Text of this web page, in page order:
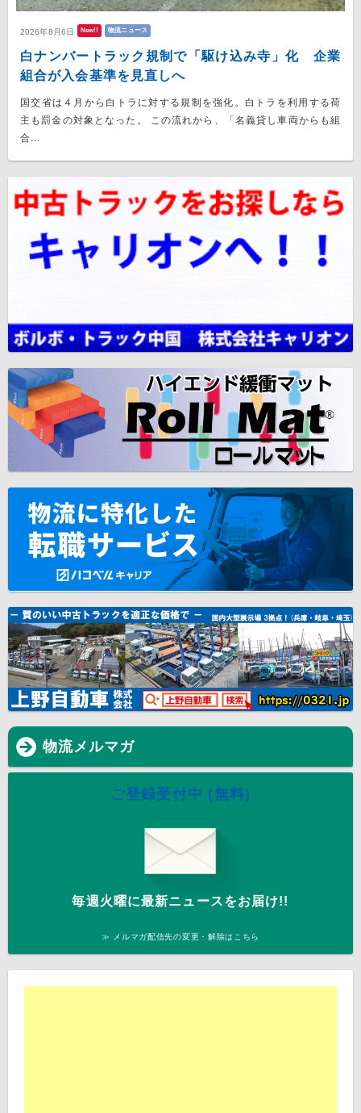
2026年8月6日 New!! 物流ニュース
白ナンバートラック規制で「駆け込み寺」化 企業
組合が入会基準を見直しへ
国交省は４月から白トラに対する規制を強化。白トラを利用する荷
主も罰金の対象となった。 この流れから、「名義貸し車両からも組
合...
物流メルマガ
ご登録受付中 (無料)
毎週火曜に最新ニュースをお届け!!
≫ メルマガ配信先の変更・解除はこちら